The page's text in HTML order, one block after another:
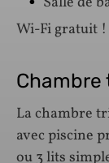
Wi-Fi gratuit !
Chambre
La chambre
avec piscine
ou 3 lits